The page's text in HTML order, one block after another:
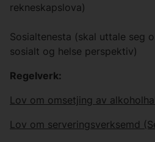
rekneskapslova)
Sosialtenesta (skal uttale seg
sosialt og helse perspektiv)
Regelverk:
Lov om omsetjing av
Lov om serveringsverksemd